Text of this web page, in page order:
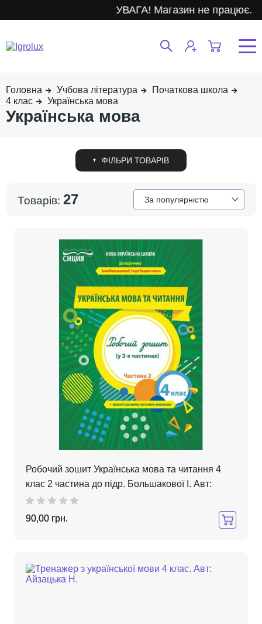
УВАГА! Магазин не працює.
Учбова література
Початкова школа
4 клас
Українська мова
Українська мова
27
Робочий зошит Українська мова та читання 4
клас 2 частина до підр. Большакової І. Авт:
90,00 грн.